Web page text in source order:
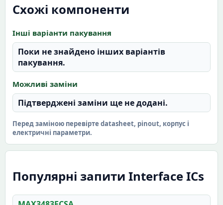
Схожі компоненти
Інші варіанти пакування
Поки не знайдено інших варіантів
пакування.
Можливі заміни
Підтверджені заміни ще не додані.
Перед заміною перевірте datasheet, pinout, корпус і
електричні параметри.
Популярні запити Interface ICs